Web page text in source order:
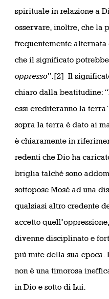
spirituale in relazione a
osservare, inoltre, che la
frequentemente
che il significato
oppresso”.[2] Il
chiaro dalla beatitudine:
essi erediteranno la
sopra la terra è dato ai
è chiaramente in
redenti che Dio ha
briglia talché sono
sottopose Mosè ad una
qualsiasi altro credente
accetto
divenne disciplinato e
più mite della sua epoca.
non è una timorosa
in Dio e sotto di Lui.